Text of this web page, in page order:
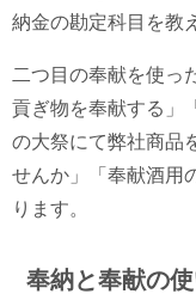
納金の勘定科目を教
二つ目の奉献を使っ
貢ぎ物を奉献する」
の大祭にて弊社商品
せんか」「奉献酒用
ります。
奉納と奉献の